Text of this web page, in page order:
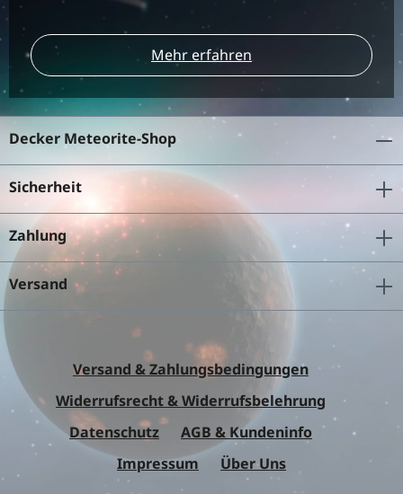
Mehr erfahren
Decker Meteorite-Shop
Sicherheit
Zahlung
Versand
Versand & Zahlungsbedingungen
Widerrufsrecht & Widerrufsbelehrung
Datenschutz
AGB & Kundeninfo
Impressum
Über Uns